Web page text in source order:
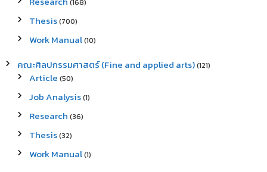
(168)
Thesis(700)
Work Manual(10)
คณะศิลปกรรมศาสตร์ (Fine and applied arts)(121)
Article (50)
Job Analysis(1)
Research (36)
Thesis(32)
Work Manual(1)